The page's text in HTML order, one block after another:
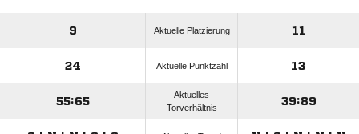
9 Aktuelle Platzierung 11
24 Aktuelle Punktzahl 13
55:65
Aktuelles
Torverhältnis
39:89